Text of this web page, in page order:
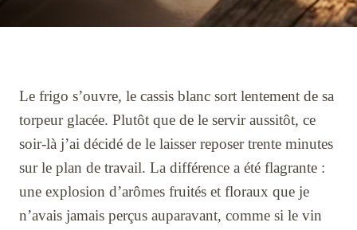
Le frigo s’ouvre, le cassis blanc sort lentement de sa
torpeur glacée. Plutôt que de le servir aussitôt, ce
soir-là j’ai décidé de le laisser reposer trente minutes
sur le plan de travail. La différence a été flagrante :
une explosion d’arômes fruités et floraux que je
n’avais jamais perçus auparavant, comme si le vin